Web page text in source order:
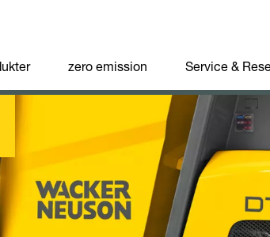
zero emission Service &